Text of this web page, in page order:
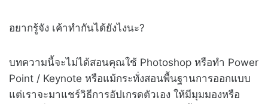
อยากรู้จัง เค้าทำกันได้ยังไงนะ?
บทความนี้จะไม่ได้สอนคุณใช้ Photoshop หรือทำ Power
Point / Keynote หรือแม้กระทั่งสอนพื้นฐานการออกแบบ
แต่เราจะมาแชร์วิธีการอัปเกรดตัวเอง ให้มีมุมมองหรือ